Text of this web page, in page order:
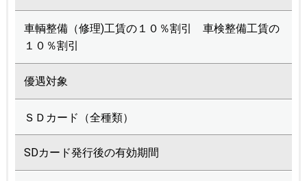
車輌整備（修理)工賃の１０％割引 車検整備工賃の
１０％割引
優遇対象
ＳＤカード（全種類）
SDカード発行後の有効期間